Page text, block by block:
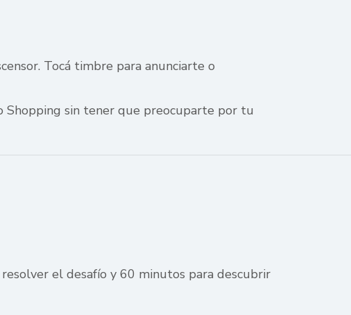
Tocá timbre para anunciarte o
Shopping sin tener que preocuparte por tu
el desafío y 60 minutos para descubrir